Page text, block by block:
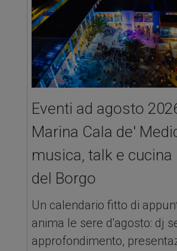
Eventi ad agosto
Marina Cala de'
musica, talk e cucina
del Borgo
Un calendario fitto di
anima le sere d'agosto: dj
approfondimento,